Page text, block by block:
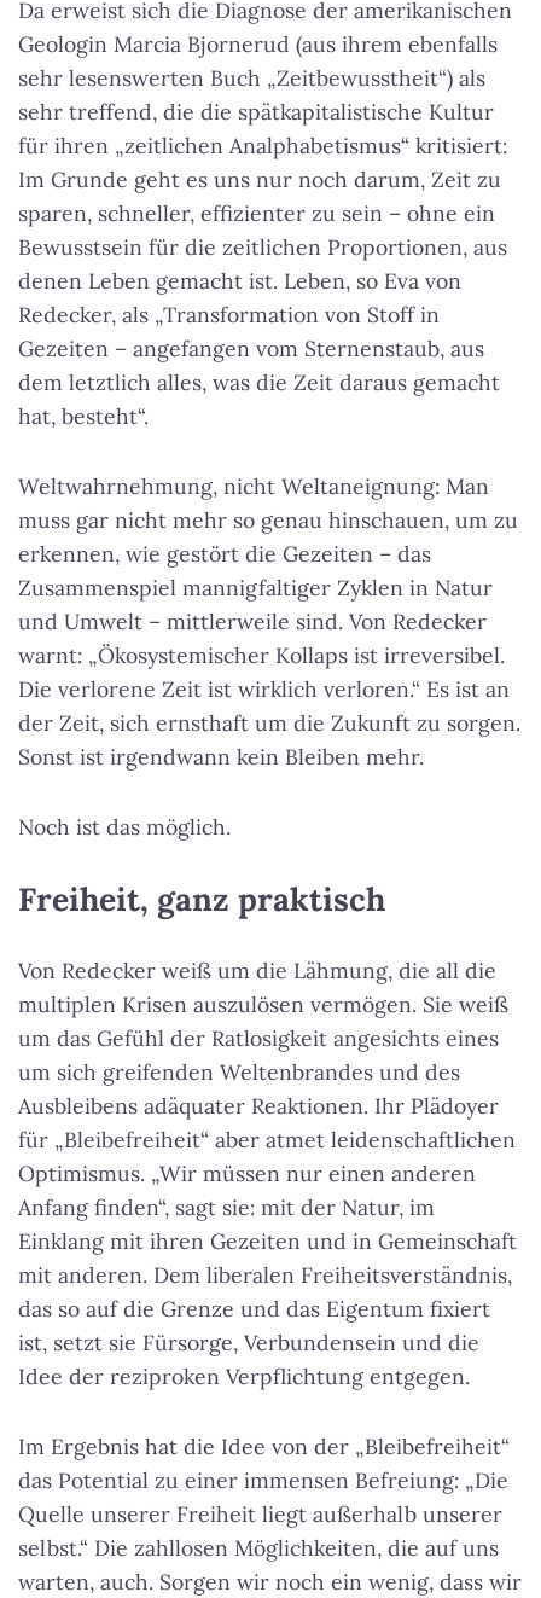
Da erweist sich die Diagnose der amerikanischen
Geologin Marcia Bjornerud (aus ihrem ebenfalls
sehr lesenswerten Buch „Zeitbewusstheit“) als
sehr treffend, die die spätkapitalistische Kultur
für ihren „zeitlichen Analphabetismus“ kritisiert:
Im Grunde geht es uns nur noch darum, Zeit zu
sparen, schneller, effizienter zu sein – ohne ein
Bewusstsein für die zeitlichen Proportionen, aus
denen Leben gemacht ist. Leben, so Eva von
Redecker, als „Transformation von Stoff in
Gezeiten – angefangen vom Sternenstaub, aus
dem letztlich alles, was die Zeit daraus gemacht
hat, besteht“.
Weltwahrnehmung, nicht Weltaneignung: Man
muss gar nicht mehr so genau hinschauen, um zu
erkennen, wie gestört die Gezeiten – das
Zusammenspiel mannigfaltiger Zyklen in Natur
und Umwelt – mittlerweile sind. Von Redecker
warnt: „Ökosystemischer Kollaps ist irreversibel.
Die verlorene Zeit ist wirklich verloren.“ Es ist an
der Zeit, sich ernsthaft um die Zukunft zu sorgen.
Sonst ist irgendwann kein Bleiben mehr.
Noch ist das möglich.
Freiheit, ganz praktisch
Von Redecker weiß um die Lähmung, die all die
multiplen Krisen auszulösen vermögen. Sie weiß
um das Gefühl der Ratlosigkeit angesichts eines
um sich greifenden Weltenbrandes und des
Ausbleibens adäquater Reaktionen. Ihr Plädoyer
für „Bleibefreiheit“ aber atmet leidenschaftlichen
Optimismus. „Wir müssen nur einen anderen
Anfang finden“, sagt sie: mit der Natur, im
Einklang mit ihren Gezeiten und in Gemeinschaft
mit anderen. Dem liberalen Freiheitsverständnis,
das so auf die Grenze und das Eigentum fixiert
ist, setzt sie Fürsorge, Verbundensein und die
Idee der reziproken Verpflichtung entgegen.
Im Ergebnis hat die Idee von der „Bleibefreiheit“
das Potential zu einer immensen Befreiung: „Die
Quelle unserer Freiheit liegt außerhalb unserer
selbst.“ Die zahllosen Möglichkeiten, die auf uns
warten, auch. Sorgen wir noch ein wenig, dass wir